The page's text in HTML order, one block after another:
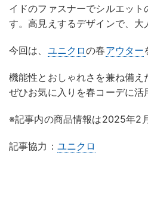
イドのファスナーでシルエット
す。高見えするデザインで、大
今回は、 ユニクロの春アウター
機能性とおしゃれさを兼ね備え
ぜひお気に入りを春コーデに活
※記事内の商品情報は2025年2
記事協力： ユニクロ